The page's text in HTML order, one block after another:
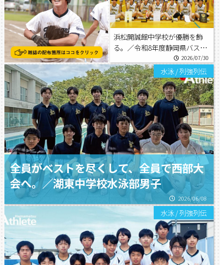
浜松開誠館中学校が優勝を飾
る。／令和8年度静岡県バスケ
ットボール協会長杯争奪選手権
大会
2026/07/30
水泳/列強列伝
全員がベストを尽くして、全員で西部大
会へ。／湖東中学校水泳部男子
2026/06/08
水泳/列強列伝